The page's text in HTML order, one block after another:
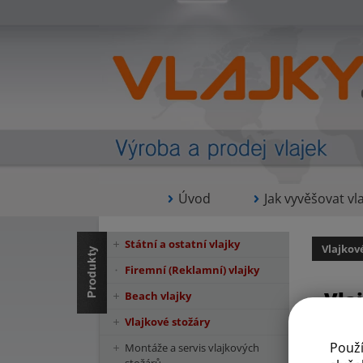
Úvod Jak vyvěšovat
Státní a ostatní vlajky
Firemní (Reklamní) vlajky
Beach vlajky
Vlajkové stožáry
Montáže a servis vlajkových